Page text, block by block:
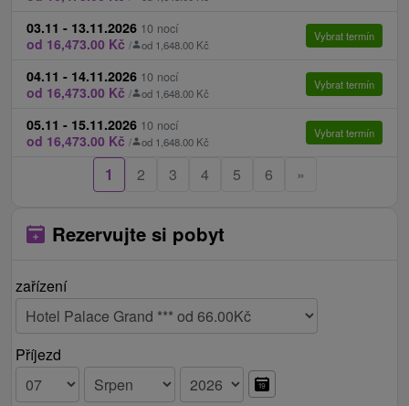
zaplnění kapacity
konzultaci s lékařem
Ceník - Informace
Možnost prodloužení pobytu. Cena za každou
další noc zahrnuje ubytování, plnou penzi a 2
03.11 - 13.11.2026 10 nocí
od 16,473.00 Kč / od 1,648.00 Kč
Vybrat termín
04.11 - 14.11.2026 10 nocí
od 16,473.00 Kč / od 1,648.00 Kč
Vybrat termín
05.11 - 15.11.2026 10 nocí
od 16,473.00 Kč / od 1,648.00 Kč
Vybrat termín
1 2 3 4 5 6 »
Rezervujte si pobyt
zařízení
Příjezd